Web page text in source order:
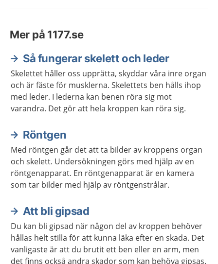
Mer på 1177.se
Så fungerar skelett och leder
Skelettet håller oss upprätta, skyddar våra inre organ
och är fäste för musklerna. Skelettets ben hålls ihop
med leder. I lederna kan benen röra sig mot
varandra. Det gör att hela kroppen kan röra sig.
Röntgen
Med röntgen går det att ta bilder av kroppens organ
och skelett. Undersökningen görs med hjälp av en
röntgenapparat. En röntgenapparat är en kamera
som tar bilder med hjälp av röntgenstrålar.
Att bli gipsad
Du kan bli gipsad när någon del av kroppen behöver
hållas helt stilla för att kunna läka efter en skada. Det
vanligaste är att du brutit ett ben eller en arm, men
det finns också andra skador som kan behöva gipsas.